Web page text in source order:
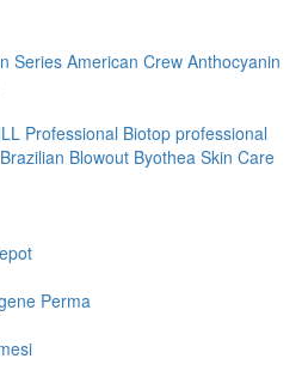
Series American Crew Anthocyanin
Professional Biotop professional
Brazilian Blowout Byothea Skin Care
Perma